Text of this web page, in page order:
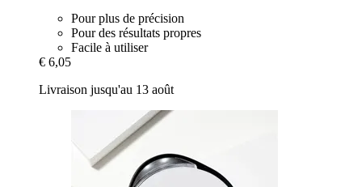
Pour plus de précision
Pour des résultats propres
Facile à utiliser
€ 6,05
Livraison jusqu'au 13 août